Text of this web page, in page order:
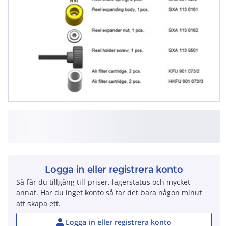
Logga in eller registrera konto
Så får du tillgång till priser, lagerstatus och mycket
annat. Har du inget konto så tar det bara någon minut
att skapa ett.
Logga in eller registrera konto